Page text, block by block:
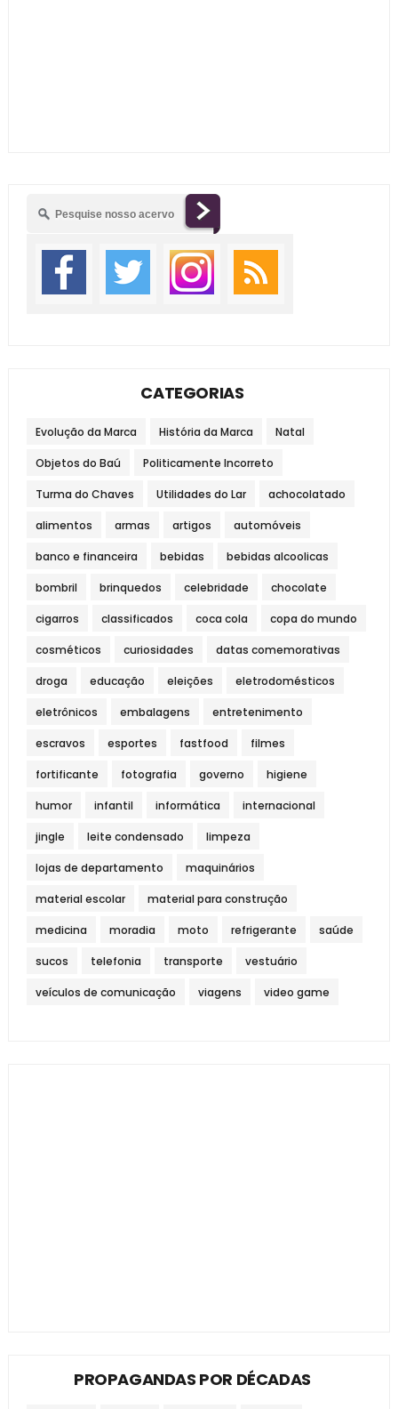
CATEGORIAS
Evolução da Marca História da Marca Natal
Objetos do Baú Politicamente Incorreto
Turma do Chaves Utilidades do Lar achocolatado
alimentos armas artigos automóveis
banco e financeira bebidas bebidas alcoolicas
bombril brinquedos celebridade chocolate
cigarros classificados coca cola copa do mundo
cosméticos curiosidades datas comemorativas
droga educação eleições eletrodomésticos
eletrônicos embalagens entretenimento
escravos esportes fastfood filmes
fortificante fotografia governo higiene
humor infantil informática internacional
jingle leite condensado limpeza
lojas de departamento maquinários
material escolar material para construção
medicina moradia moto refrigerante saúde
sucos telefonia transporte vestuário
veículos de comunicação viagens video game
PROPAGANDAS POR DÉCADAS